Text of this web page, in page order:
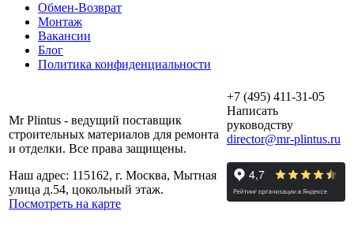
Обмен-Возврат
Монтаж
Вакансии
Блог
Политика конфиденциальности
Mr Plintus - ведущий поставщик
строительных материалов для ремонта
и отделки. Все права защищены.
Наш адрес: 115162, г. Москва, Мытная
улица д.54, цокольный этаж.
Посмотреть на карте
+7 (495) 411-31-05
Написать
руководству
director@mr-plintus.ru